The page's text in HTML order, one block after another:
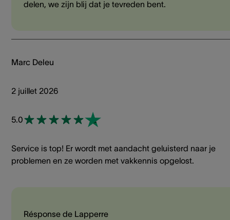
delen, we zijn blij dat je tevreden bent.
Marc Deleu
2 juillet 2026
5.0
Service is top! Er wordt met aandacht geluisterd naar je
problemen en ze worden met vakkennis opgelost.
Résponse de Lapperre